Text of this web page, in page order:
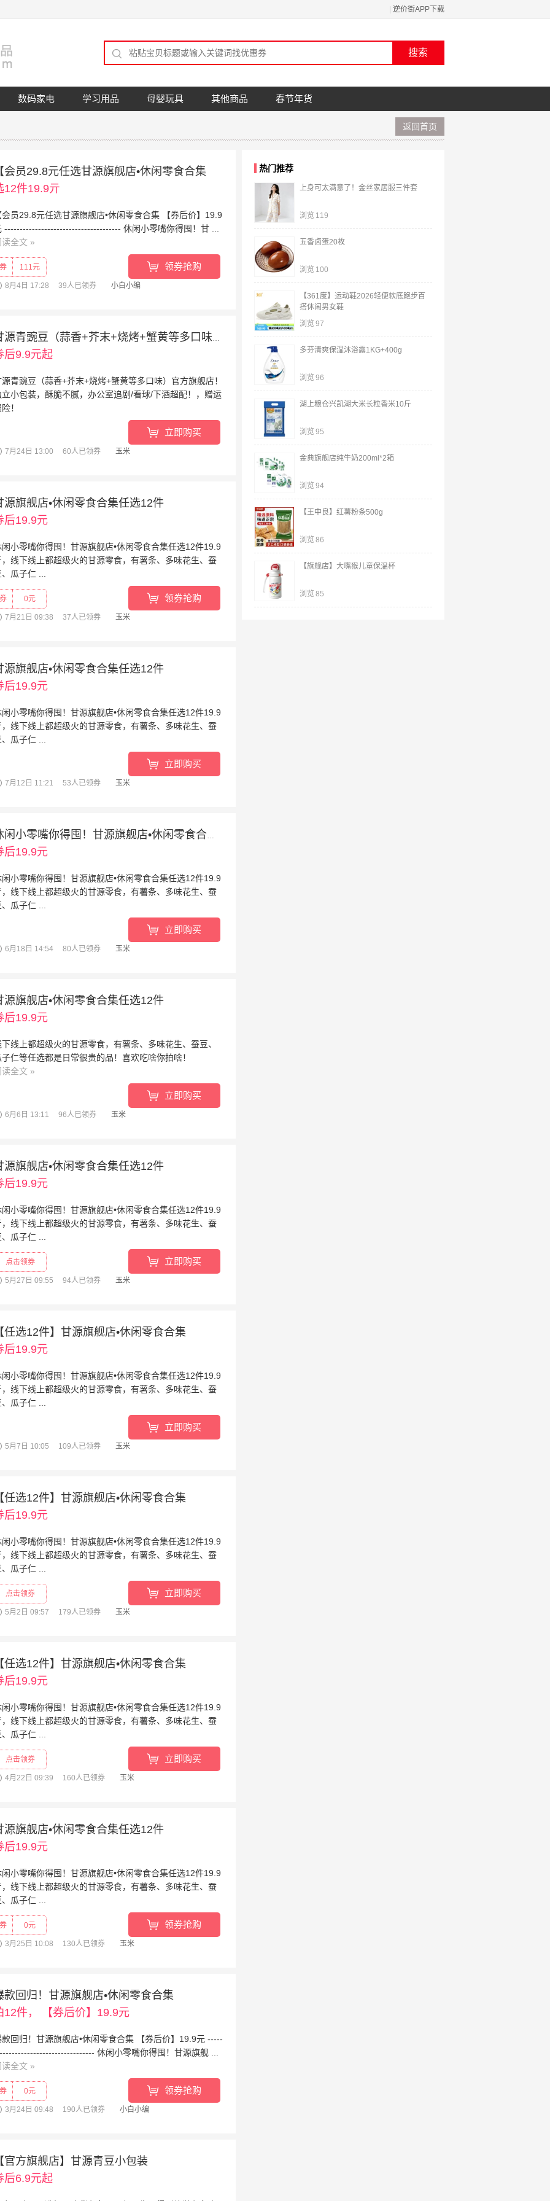
逆价街APP下载
数码家电 学习用品 母婴玩具 其他商品 春节年货
返回首页
会员29.8元任选甘源旗舰店•休闲零食合集
12件19.9亓
会员29.8元任选甘源旗舰店•休闲零食合集 【券后价】19.9
-------------------------------------- 休闲小零嘴你得囤！甘 ...
读全文 »
111元
券
8月4日 17:28 39人已领券 小白小编
领券抢购
甘源青豌豆（蒜香+芥末+烧烤+蟹黄等多口味）285g
后9.9元起
源青豌豆（蒜香+芥末+烧烤+蟹黄等多口味）官方旗舰店！
立小包装，酥脆不腻，办公室追剧/看球/下酒超配！，赠运
！
7月24日 13:00 60人已领券 玉米
立即购买
源旗舰店•休闲零食合集任选12件
后19.9元
闲小零嘴你得囤！甘源旗舰店•休闲零食合集任选12件19.9
，线下线上都超级火的甘源零食，有薯条、多味花生、蚕
瓜子仁 ...
读全文»
0元
券
7月21日 09:38 37人已领券 玉米
领券抢购
源旗舰店•休闲零食合集任选12件
后19.9元
闲小零嘴你得囤！甘源旗舰店•休闲零食合集任选12件19.9
，线下线上都超级火的甘源零食，有薯条、多味花生、蚕
瓜子仁 ...
7月12日 11:21 53人已领券 玉米
立即购买
休闲小零嘴你得囤！甘源旗舰店•休闲零食合集任选12件
后19.9元
闲小零嘴你得囤！甘源旗舰店•休闲零食合集任选12件19.9
，线下线上都超级火的甘源零食，有薯条、多味花生、蚕
瓜子仁 ...
6月18日 14:54 80人已领券 玉米
立即购买
源旗舰店•休闲零食合集任选12件
后19.9元
下线上都超级火的甘源零食，有薯条、多味花生、蚕豆、
子仁等任选都是日常很贵的品！喜欢吃啥你拍啥！
读全文 »
6月6日 13:11 96人已领券 玉米
立即购买
源旗舰店•休闲零食合集任选12件
后19.9元
闲小零嘴你得囤！甘源旗舰店•休闲零食合集任选12件19.9
，线下线上都超级火的甘源零食，有薯条、多味花生、蚕
瓜子仁 ...
读全文»
点击领券
5月27日 09:55 94人已领券 玉米
立即购买
任选12件】甘源旗舰店•休闲零食合集
后19.9元
闲小零嘴你得囤！甘源旗舰店•休闲零食合集任选12件19.9
，线下线上都超级火的甘源零食，有薯条、多味花生、蚕
瓜子仁 ...
5月7日 10:05 109人已领券 玉米
立即购买
任选12件】甘源旗舰店•休闲零食合集
后19.9元
闲小零嘴你得囤！甘源旗舰店•休闲零食合集任选12件19.9
，线下线上都超级火的甘源零食，有薯条、多味花生、蚕
瓜子仁 ...
读全文»
点击领券
5月2日 09:57 179人已领券 玉米
立即购买
任选12件】甘源旗舰店•休闲零食合集
后19.9元
闲小零嘴你得囤！甘源旗舰店•休闲零食合集任选12件19.9
，线下线上都超级火的甘源零食，有薯条、多味花生、蚕
瓜子仁 ...
读全文»
点击领券
4月22日 09:39 160人已领券 玉米
立即购买
源旗舰店•休闲零食合集任选12件
后19.9元
闲小零嘴你得囤！甘源旗舰店•休闲零食合集任选12件19.9
，线下线上都超级火的甘源零食，有薯条、多味花生、蚕
瓜子仁 ...
读全文»
0元
券
3月25日 10:08 130人已领券 玉米
领券抢购
款回归！甘源旗舰店•休闲零食合集
12件， 【券后价】19.9元
款回归！甘源旗舰店•休闲零食合集 【券后价】19.9元 -----
休闲小零嘴你得囤！甘源旗舰 ...
读全文 »
0元
券
3月24日 09:48 190人已领券 小白小编
领券抢购
官方旗舰店】甘源青豆小包装
后6.9元起
热门推荐
上身可太满意了！金丝家居服三件套
浏览 119
五香卤蛋20枚
浏览 100
【361度】运动鞋2026轻便软底跑步百
搭休闲男女鞋
浏览 97
多芬清爽保湿沐浴露1KG+400g
浏览 96
湖上粮仓兴凯湖大米长粒香米10斤
浏览 95
金典旗舰店纯牛奶200ml*2箱
浏览 94
【王中良】红薯粉条500g
浏览 86
【旗舰店】大嘴猴儿童保温杯
浏览 85